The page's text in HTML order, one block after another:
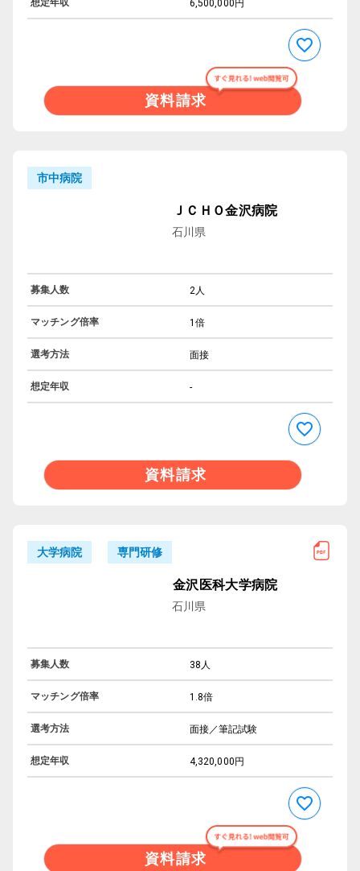
6,500,000円
資料請求
市中病院
ＪＣＨＯ金沢病院
石川県
募集人数 2人
マッチング倍率 1倍
選考方法 面接
想定年収 -
資料請求
大学病院 専門研修
金沢医科大学病院
石川県
募集人数 38人
マッチング倍率 1.8倍
選考方法 面接／筆記試験
想定年収 4,320,000円
資料請求